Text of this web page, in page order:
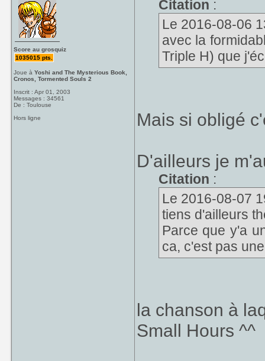
Score au grosquiz
1035015 pts.
Joue àYoshi and The Mysterious Book,
Cronos, Tormented Souls 2
Inscrit : Apr 01, 2003
Messages : 34561
De : Toulouse
Hors ligne
Citation :
Le 2016-08-06
avec la
Triple H) que
Mais si obligé
D'ailleurs je
Citation :
Le 2016-08-07
tiens d'ailleurs
Parce que y'a
ca, c'est pas
la chanson à
Small Hours ^^